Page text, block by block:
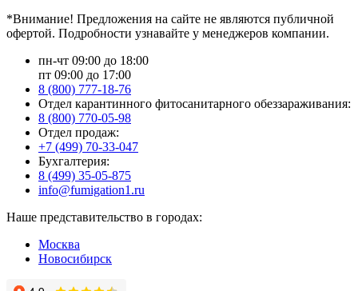
*Внимание! Предложения на сайте не являются публичной
офертой. Подробности узнавайте у менеджеров компании.
пн-чт 09:00 до 18:00
пт 09:00 до 17:00
8 (800) 777-18-76
Отдел карантинного фитосанитарного обеззараживания:
8 (800) 770-05-98
Отдел продаж:
+7 (499) 70-33-047
Бухгалтерия:
8 (499) 35-05-875
info@fumigation1.ru
Наше представительство в городах:
Москва
Новосибирск